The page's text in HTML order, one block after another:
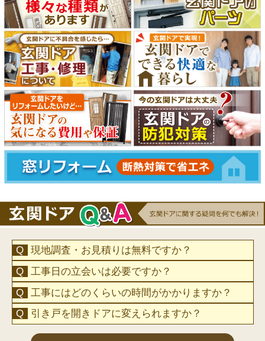
現地調査・お見積りは無料ですか？
工事日の立会いは必要ですか？
工事にはどのくらいの時間がかかりますか？
引き戸を開きドアに変えられますか？